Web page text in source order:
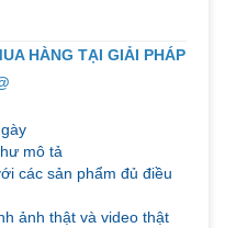
HÀNG TẠI GIẢI PHÁP
mô tả
các sản phẩm đủ điều
ảnh thật và video thật